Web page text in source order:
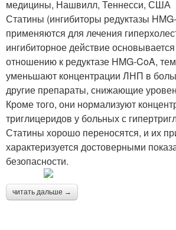
медицины, Нашвилл, Теннесси, США
Статины (ингибиторы редуктазы
применяются для лечения
ингибиторное действие
отношению к редуктазе HMG-CoA,
уменьшают концентрации ЛНП в
другие препараты, снижающие
Кроме того, они нормализуют
триглицеридов у больных с
Статины хорошо переносятся, и их
характеризуется достоверными
безопасности.
читать дальше →